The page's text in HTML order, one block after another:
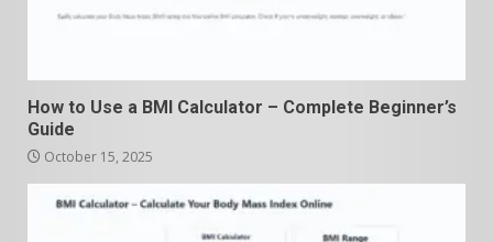
How to Use a BMI Calculator – Complete Beginner’s
Guide
October 15, 2025